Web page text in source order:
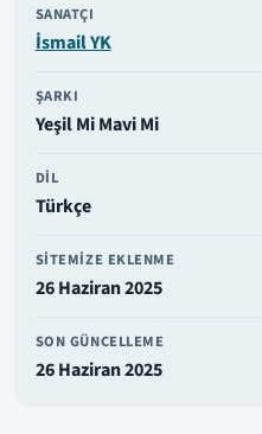
SANATÇI
İsmail YK
ŞARKI
Yeşil Mi Mavi Mi
DIL
Türkçe
SITEMIZE EKLENME
26 Haziran 2025
SON GÜNCELLEME
26 Haziran 2025